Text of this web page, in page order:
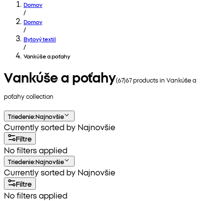
Domov
/
Domov
/
Bytový textil
/
Vankúše a poťahy
Vankúše a poťahy(67)67products in Vankúše a
poťahycollection
Triedenie:Najnovšie
Currently sorted by Najnovšie
Filtre
No filters applied
Triedenie:Najnovšie
Currently sorted by Najnovšie
Filtre
No filters applied